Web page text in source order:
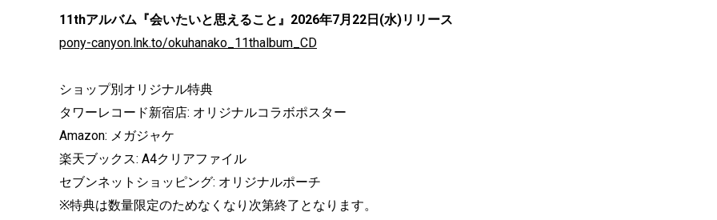
11thアルバム『会いたいと思えること』2026年7月22日(水)リリース
pony-canyon.lnk.to/okuhanako_11thalbum_CD
ショップ別オリジナル特典
タワーレコード新宿店: オリジナルコラボポスター
Amazon: メガジャケ
楽天ブックス: A4クリアファイル
セブンネットショッピング: オリジナルポーチ
※特典は数量限定のためなくなり次第終了となります。